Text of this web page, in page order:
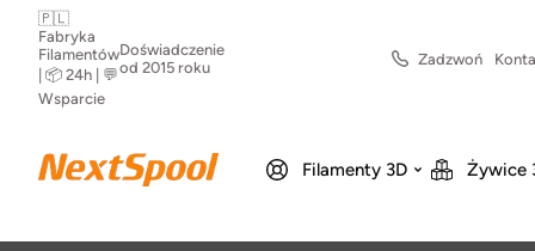
🇵🇱
Fabryka
Filamentów
| 📦 24h | 💬
Wsparcie
Doświadczenie
od 2015 roku
Zadzwoń
Filamenty 3D Żywice